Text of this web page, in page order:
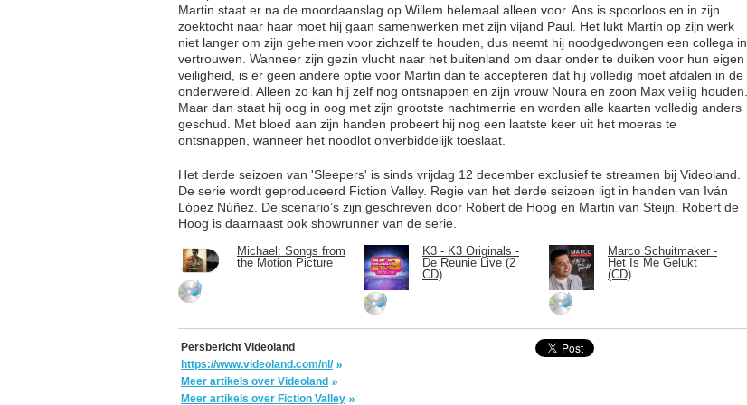
Martin staat er na de moordaanslag op Willem helemaal alleen voor. Ans is spoorloos en in zijn
zoektocht naar haar moet hij gaan samenwerken met zijn vijand Paul. Het lukt Martin op zijn werk
niet langer om zijn geheimen voor zichzelf te houden, dus neemt hij noodgedwongen een collega in
vertrouwen. Wanneer zijn gezin vlucht naar het buitenland om daar onder te duiken voor hun eigen
veiligheid, is er geen andere optie voor Martin dan te accepteren dat hij volledig moet afdalen in de
onderwereld. Alleen zo kan hij zelf nog ontsnappen en zijn vrouw Noura en zoon Max veilig houden.
Maar dan staat hij oog in oog met zijn grootste nachtmerrie en worden alle kaarten volledig anders
geschud. Met bloed aan zijn handen probeert hij nog een laatste keer uit het moeras te
ontsnappen, wanneer het noodlot onverbiddelijk toeslaat.
Het derde seizoen van 'Sleepers' is sinds vrijdag 12 december exclusief te streamen bij Videoland.
De serie wordt geproduceerd Fiction Valley. Regie van het derde seizoen ligt in handen van Iván
López Núñez. De scenario’s zijn geschreven door Robert de Hoog en Martin van Steijn. Robert de
Hoog is daarnaast ook showrunner van de serie.
Michael: Songs from
the Motion Picture
K3 - K3 Originals -
De Reünie Live (2
CD)
Marco Schuitmaker -
Het Is Me Gelukt
(CD)
Persbericht Videoland
https://www.videoland.com/nl/
Meer artikels over Videoland
Meer artikels over Fiction Valley